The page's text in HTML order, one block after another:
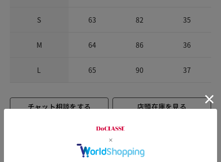
S 63 82 35
M 64 86 36
L 65 90 37
チャット相談をする 店頭在庫を見る
Check the recommended size